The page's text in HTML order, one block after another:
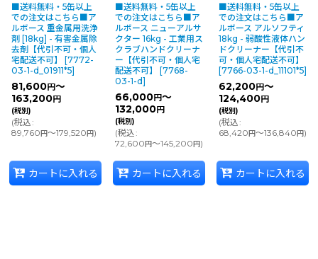
■送料無料・5缶以上
での注文はこちら■ア
ルボース 重金属用洗浄
剤 [18kg] - 有害金属除
去剤【代引不可・個人
宅配送不可】
[7772-
03-1-d_01911*5]
81,600円～
163,200円
(税別)
(税込:
89,760円～179,520円)
カートに入れる
■送料無料・5缶以上
での注文はこちら■ア
ルボース ニューアルサ
クター 16kg - 工業用ス
クラブハンドクリーナ
ー【代引不可・個人宅
配送不可】
[7768-
03-1-d]
66,000円～
132,000円
(税別)
(税込:
72,600円～145,200円)
カートに入れる
■送料無料・5缶以上
での注文はこちら■ア
ルボース アルソフティ
18kg - 弱酸性液体ハン
ドクリーナー【代引不
可・個人宅配送不可】
[7766-03-1-d_11101*5]
62,200円～
124,400円
(税別)
(税込:
68,420円～136,840円)
カートに入れる